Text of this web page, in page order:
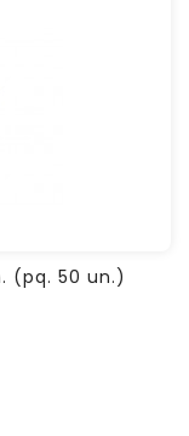
(pq. 50 un.)